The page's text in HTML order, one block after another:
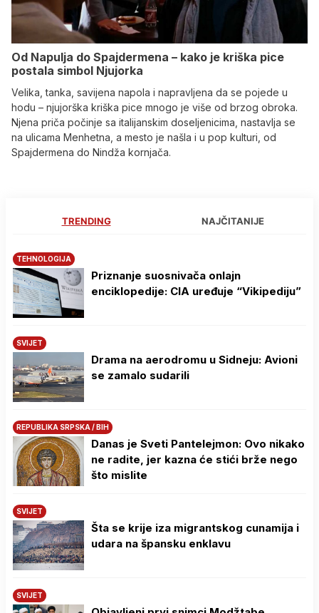
Od Napulja do Spajdermena – kako je kriška pice
postala simbol Njujorka
Velika, tanka, savijena napola i napravljena da se pojede u
hodu – njujorška kriška pice mnogo je više od brzog obroka.
Njena priča počinje sa italijanskim doseljenicima, nastavlja se
na ulicama Menhetna, a mesto je našla i u pop kulturi, od
Spajdermena do Nindža kornjača.
TRENDING NAJČITANIJE
TEHNOLOGIJA
Priznanje suosnivača onlajn
enciklopedije: CIA uređuje “Vikipediju”
SVIJET
Drama na aerodromu u Sidneju: Avioni
se zamalo sudarili
REPUBLIKA SRPSKA / BIH
Danas je Sveti Pantelejmon: Ovo nikako
ne radite, jer kazna će stići brže nego
što mislite
SVIJET
Šta se krije iza migrantskog cunamija i
udara na špansku enklavu
SVIJET